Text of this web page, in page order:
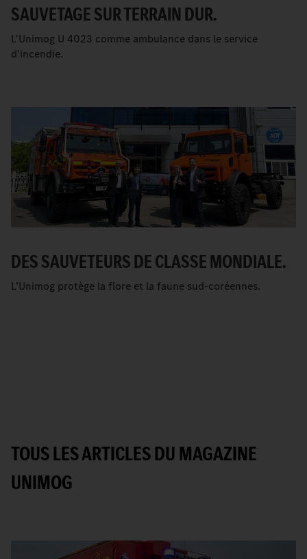
SAUVETAGE SUR TERRAIN DUR.
L'Unimog U 4023 comme ambulance dans le service
d'incendie.
DES SAUVETEURS DE CLASSE MONDIALE.
L’Unimog protège la flore et la faune sud-coréennes.
TOUS LES ARTICLES DU MAGAZINE
UNIMOG